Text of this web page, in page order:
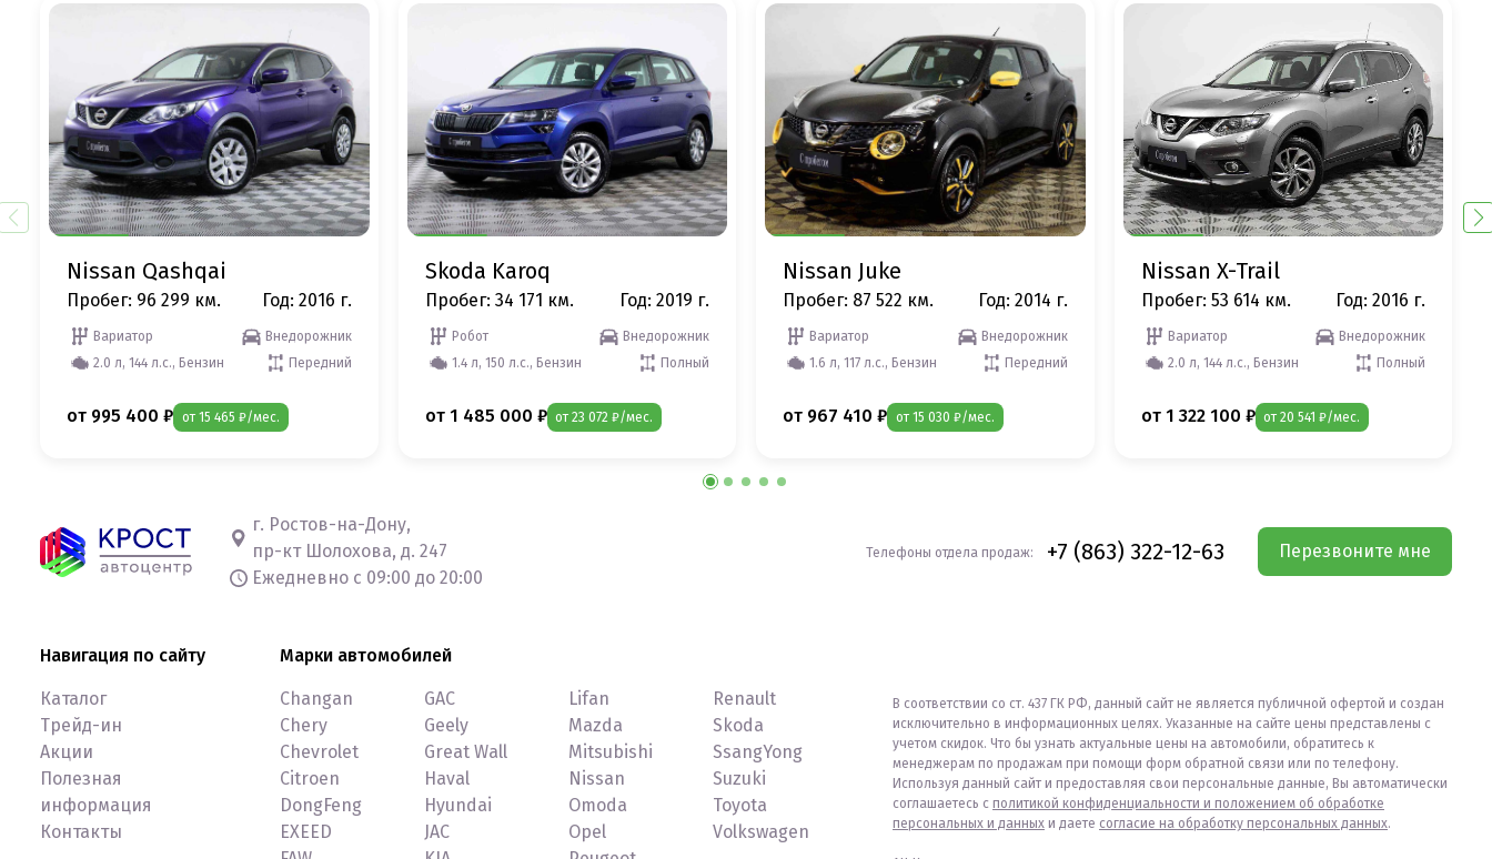
Nissan Qashqai
Пробег: 96 299 км. Год: 2016 г.
Вариатор
Внедорожник
2.0 л, 144 л.с., Бензин
Передний
от 995 400 ₽ от 15 465 ₽/мес.
Skoda Karoq
Пробег: 34 171 км. Год: 2019 г.
Робот
Внедорожник
1.4 л, 150 л.с., Бензин
Полный
от 1 485 000 ₽ от 23 072 ₽/мес.
Nissan Juke
Пробег: 87 522 км. Год: 2014 г.
Вариатор
Внедорожник
1.6 л, 117 л.с., Бензин
Передний
от 967 410 ₽ от 15 030 ₽/мес.
Nissan X-Trail
Пробег: 53 614 км. Год: 2016 г.
Вариатор
Внедорожник
2.0 л, 144 л.с., Бензин
Полный
от 1 322 100 ₽ от 20 541 ₽/мес.
г. Ростов-на-Дону,
пр-кт Шолохова, д. 247
Ежедневно с 09:00 до 20:00
Телефоны отдела продаж: +7 (863) 322-12-63 Перезвоните мне
Навигация по сайту
Каталог
Трейд-ин
Акции
Полезная
информация
Контакты
Марки автомобилей
Changan
Chery
Chevrolet
Citroen
DongFeng
EXEED
GAC
Geely
Great Wall
Haval
Hyundai
JAC
Lifan
Mazda
Mitsubishi
Nissan
Omoda
Opel
Renault
Skoda
SsangYong
Suzuki
Toyota
Volkswagen
В соответствии со ст. 437 ГК РФ, данный сайт не является публичной офертой и создан
исключительно в информационных целях. Указанные на сайте цены представлены с
учетом скидок. Что бы узнать актуальные цены на автомобили, обратитесь к
менеджерам по продажам при помощи форм обратной связи или по телефону.
Используя данный сайт и предоставляя свои персональные данные, Вы автоматически
соглашаетесь с политикой конфиденциальности и положением об обработке
персональных и данных и даете согласие на обработку персональных данных.